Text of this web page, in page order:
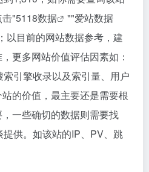
"5118数据 ""爱站数据
以目前的网站数据参考，建
更多网站价值评估因素如：
引擎收录以及索引量、用户
的价值，最主要还是需要根
一些确切的数据则需要找
供。如该站的IP、PV、跳